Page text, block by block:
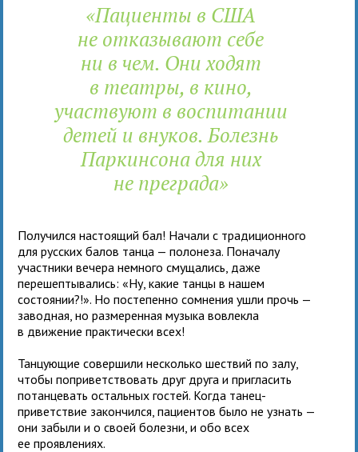
«Пациенты в США
не отказывают себе
ни в чем. Они ходят
в театры, в кино,
участвуют в воспитании
детей и внуков. Болезнь
Паркинсона для них
не преграда»
Получился настоящий бал! Начали с традиционного
для русских балов танца — полонеза. Поначалу
участники вечера немного смущались, даже
перешептывались: «Ну, какие танцы в нашем
состоянии?!». Но постепенно сомнения ушли прочь —
заводная, но размеренная музыка вовлекла
в движение практически всех!
Танцующие совершили несколько шествий по залу,
чтобы поприветствовать друг друга и пригласить
потанцевать остальных гостей. Когда танец-
приветствие закончился, пациентов было не узнать —
они забыли и о своей болезни, и обо всех
ее проявлениях.